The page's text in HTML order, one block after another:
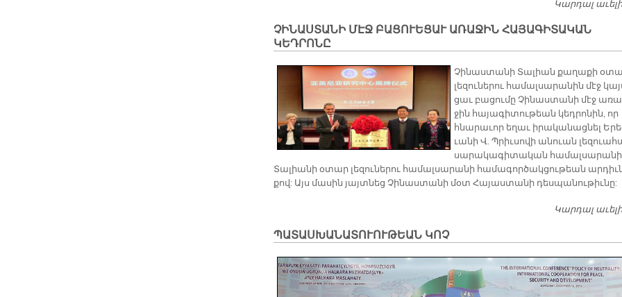
Կարդալ
ՉԻՆԱՍՏԱՆԻ ՄԷՋ ԲԱՑՈՒԵՑԱՒ ԱՌԱՋԻՆ ՀԱՅԱԳԻՏԱԿԱՆ
ԿԵԴՐՈՆԸ
Չի­նաս­տա­նի Տա­լիան քա­ղա­քի
լե­զու­նե­րու հա­մալ­սա­րա­նին մէջ
ցաւ բա­ցու­մը Չի­նաս­տա­նի մէջ
ջին հա­յա­գի­տու­թեան կեդ­րո­նին, որ
հնա­րա­ւոր ե­ղաւ ի­րա­կա­նաց­նել
ւա­նի Վ. Պրիւ­սո­վի ա­նուան
սա­րա­կա­գի­տա­կան հա­մալ­սա­րա­նի
Տա­լիա­նի օ­տար լե­զու­նե­րու հա­մալ­սա­րա­նի հա­մա­գոր­ծակ­ցու­թեան
քով: Այս մա­սին յայտ­նեց Չի­նաս­տա­նի մօտ Հա­յաս­տա­նի դես­պա­նու­թիւ­նը:
Կարդալ
ՊԱՏԱՍԽԱՆԱՏՈՒՈՒԹԵԱՆ ԿՈՉ